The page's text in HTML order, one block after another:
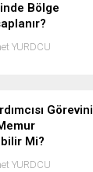
Bölge
YURDCU
Görevini
Mi?
YURDCU